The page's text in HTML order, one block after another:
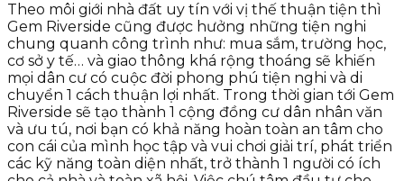
Theo môi giới nhà đất uy tín với vị thế thuận tiện thì
Gem Riverside cũng được hưởng những tiện nghi
chung quanh công trình như: mua sắm, trường học,
cơ sở y tế… và giao thông khá rộng thoáng sẽ khiến
mọi dân cư có cuộc đời phong phú tiện nghi và di
chuyển 1 cách thuận lợi nhất. Trong thời gian tới Gem
Riverside sẽ tạo thành 1 cộng đồng cư dân nhân văn
và ưu tú, nơi bạn có khả năng hoàn toàn an tâm cho
con cái của mình học tập và vui chơi giải trí, phát triển
các kỹ năng toàn diện nhất, trở thành 1 người có ích